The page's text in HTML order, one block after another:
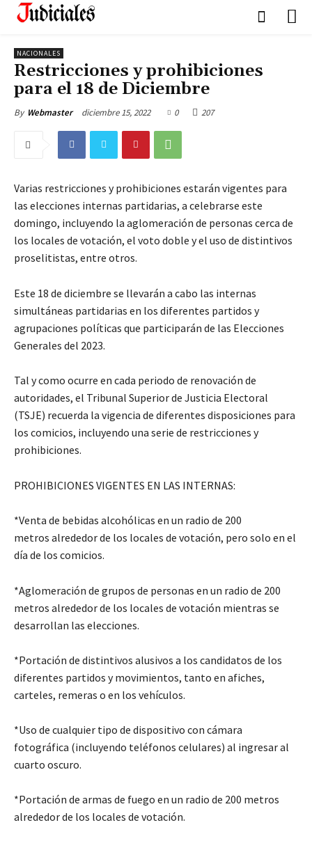
NACIONALES
Restricciones y prohibiciones
para el 18 de Diciembre
By Webmaster diciembre 15, 2022 0 207
Varias restricciones y prohibiciones estarán vigentes para
las elecciones internas partidarias, a celebrarse este
domingo, incluyendo la aglomeración de personas cerca de
los locales de votación, el voto doble y el uso de distintivos
proselitistas, entre otros.
Este 18 de diciembre se llevarán a cabo las internas
simultáneas partidarias en los diferentes partidos y
agrupaciones políticas que participarán de las Elecciones
Generales del 2023.
Tal y como ocurre en cada periodo de renovación de
autoridades, el Tribunal Superior de Justicia Electoral
(TSJE) recuerda la vigencia de diferentes disposiciones para
los comicios, incluyendo una serie de restricciones y
prohibiciones.
PROHIBICIONES VIGENTES EN LAS INTERNAS:
*Venta de bebidas alcohólicas en un radio de 200
metros alrededor de los locales de votación, pero solo en el
día de los comicios.
*Aglomeración de grupos de personas en un radio de 200
metros alrededor de los locales de votación mientras se
desarrollan las elecciones.
*Portación de distintivos alusivos a los candidatos de los
diferentes partidos y movimientos, tanto en afiches,
carteles, remeras o en los vehículos.
*Uso de cualquier tipo de dispositivo con cámara
fotográfica (incluyendo teléfonos celulares) al ingresar al
cuarto oscuro.
*Portación de armas de fuego en un radio de 200 metros
alrededor de los locales de votación.